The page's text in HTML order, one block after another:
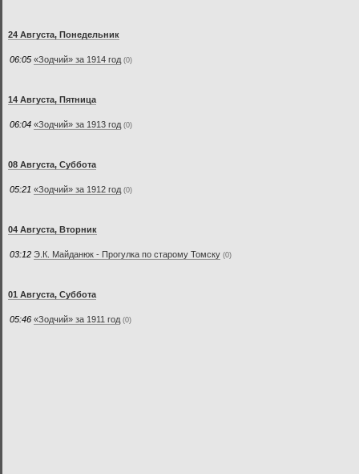
24 Августа, Понедельник
06:05 «Зодчий» за 1914 год (0)
14 Августа, Пятница
06:04 «Зодчий» за 1913 год (0)
08 Августа, Суббота
05:21 «Зодчий» за 1912 год (0)
04 Августа, Вторник
03:12 Э.К. Майданюк - Прогулка по старому Томску (0)
01 Августа, Суббота
05:46 «Зодчий» за 1911 год (0)